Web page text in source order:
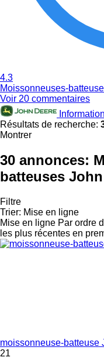
4.3
Moissonneuses-
Voir 20 commentaires
Résultats de recherche:
Montrer
30 annonces:
batteuses John
Filtre
Trier: Mise en ligne
Mise en ligne Par ordre
les plus récentes en
moissonneuse-batteuse
21